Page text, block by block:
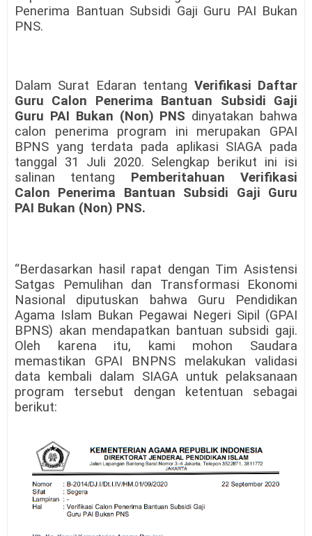
Penerima Bantuan Subsidi Gaji Guru PAI Bukan
PNS.
Dalam Surat Edaran tentang Verifikasi Daftar
Guru Calon Penerima Bantuan Subsidi Gaji
Guru PAI Bukan (Non) PNS dinyatakan bahwa
calon penerima program ini merupakan GPAI
BPNS yang terdata pada aplikasi SIAGA pada
tanggal 31 Juli 2020. Selengkap berikut ini isi
salinan tentang PemberitahuanVerifikasi
Calon Penerima Bantuan Subsidi Gaji Guru
PAI Bukan (Non) PNS.
“Berdasarkan hasil rapat dengan Tim Asistensi
Satgas Pemulihan dan Transformasi
Ekonomi
Nasional diputuskan bahwa Guru Pendidikan
Agama Islam Bukan Pegawai Negeri Sipil (GPAI
BPNS) akan mendapatkan bantuan subsidi gaji.
Oleh karena itu,
kami mohon Saudara
memastikan GPAI BNPNS melakukan validasi
data kembali dalam SIAGA untuk pelaksanaan
program tersebut dengan ketentuan sebagai
berikut: